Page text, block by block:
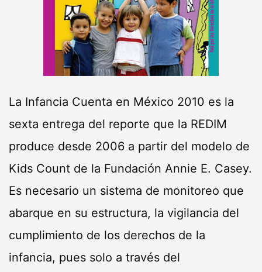
La Infancia Cuenta en México 2010 es la
sexta entrega del reporte que la REDIM
produce desde 2006 a partir del modelo de
Kids Count de la Fundación Annie E. Casey.
Es necesario un sistema de monitoreo que
abarque en su estructura, la vigilancia del
cumplimiento de los derechos de la
infancia, pues solo a través del